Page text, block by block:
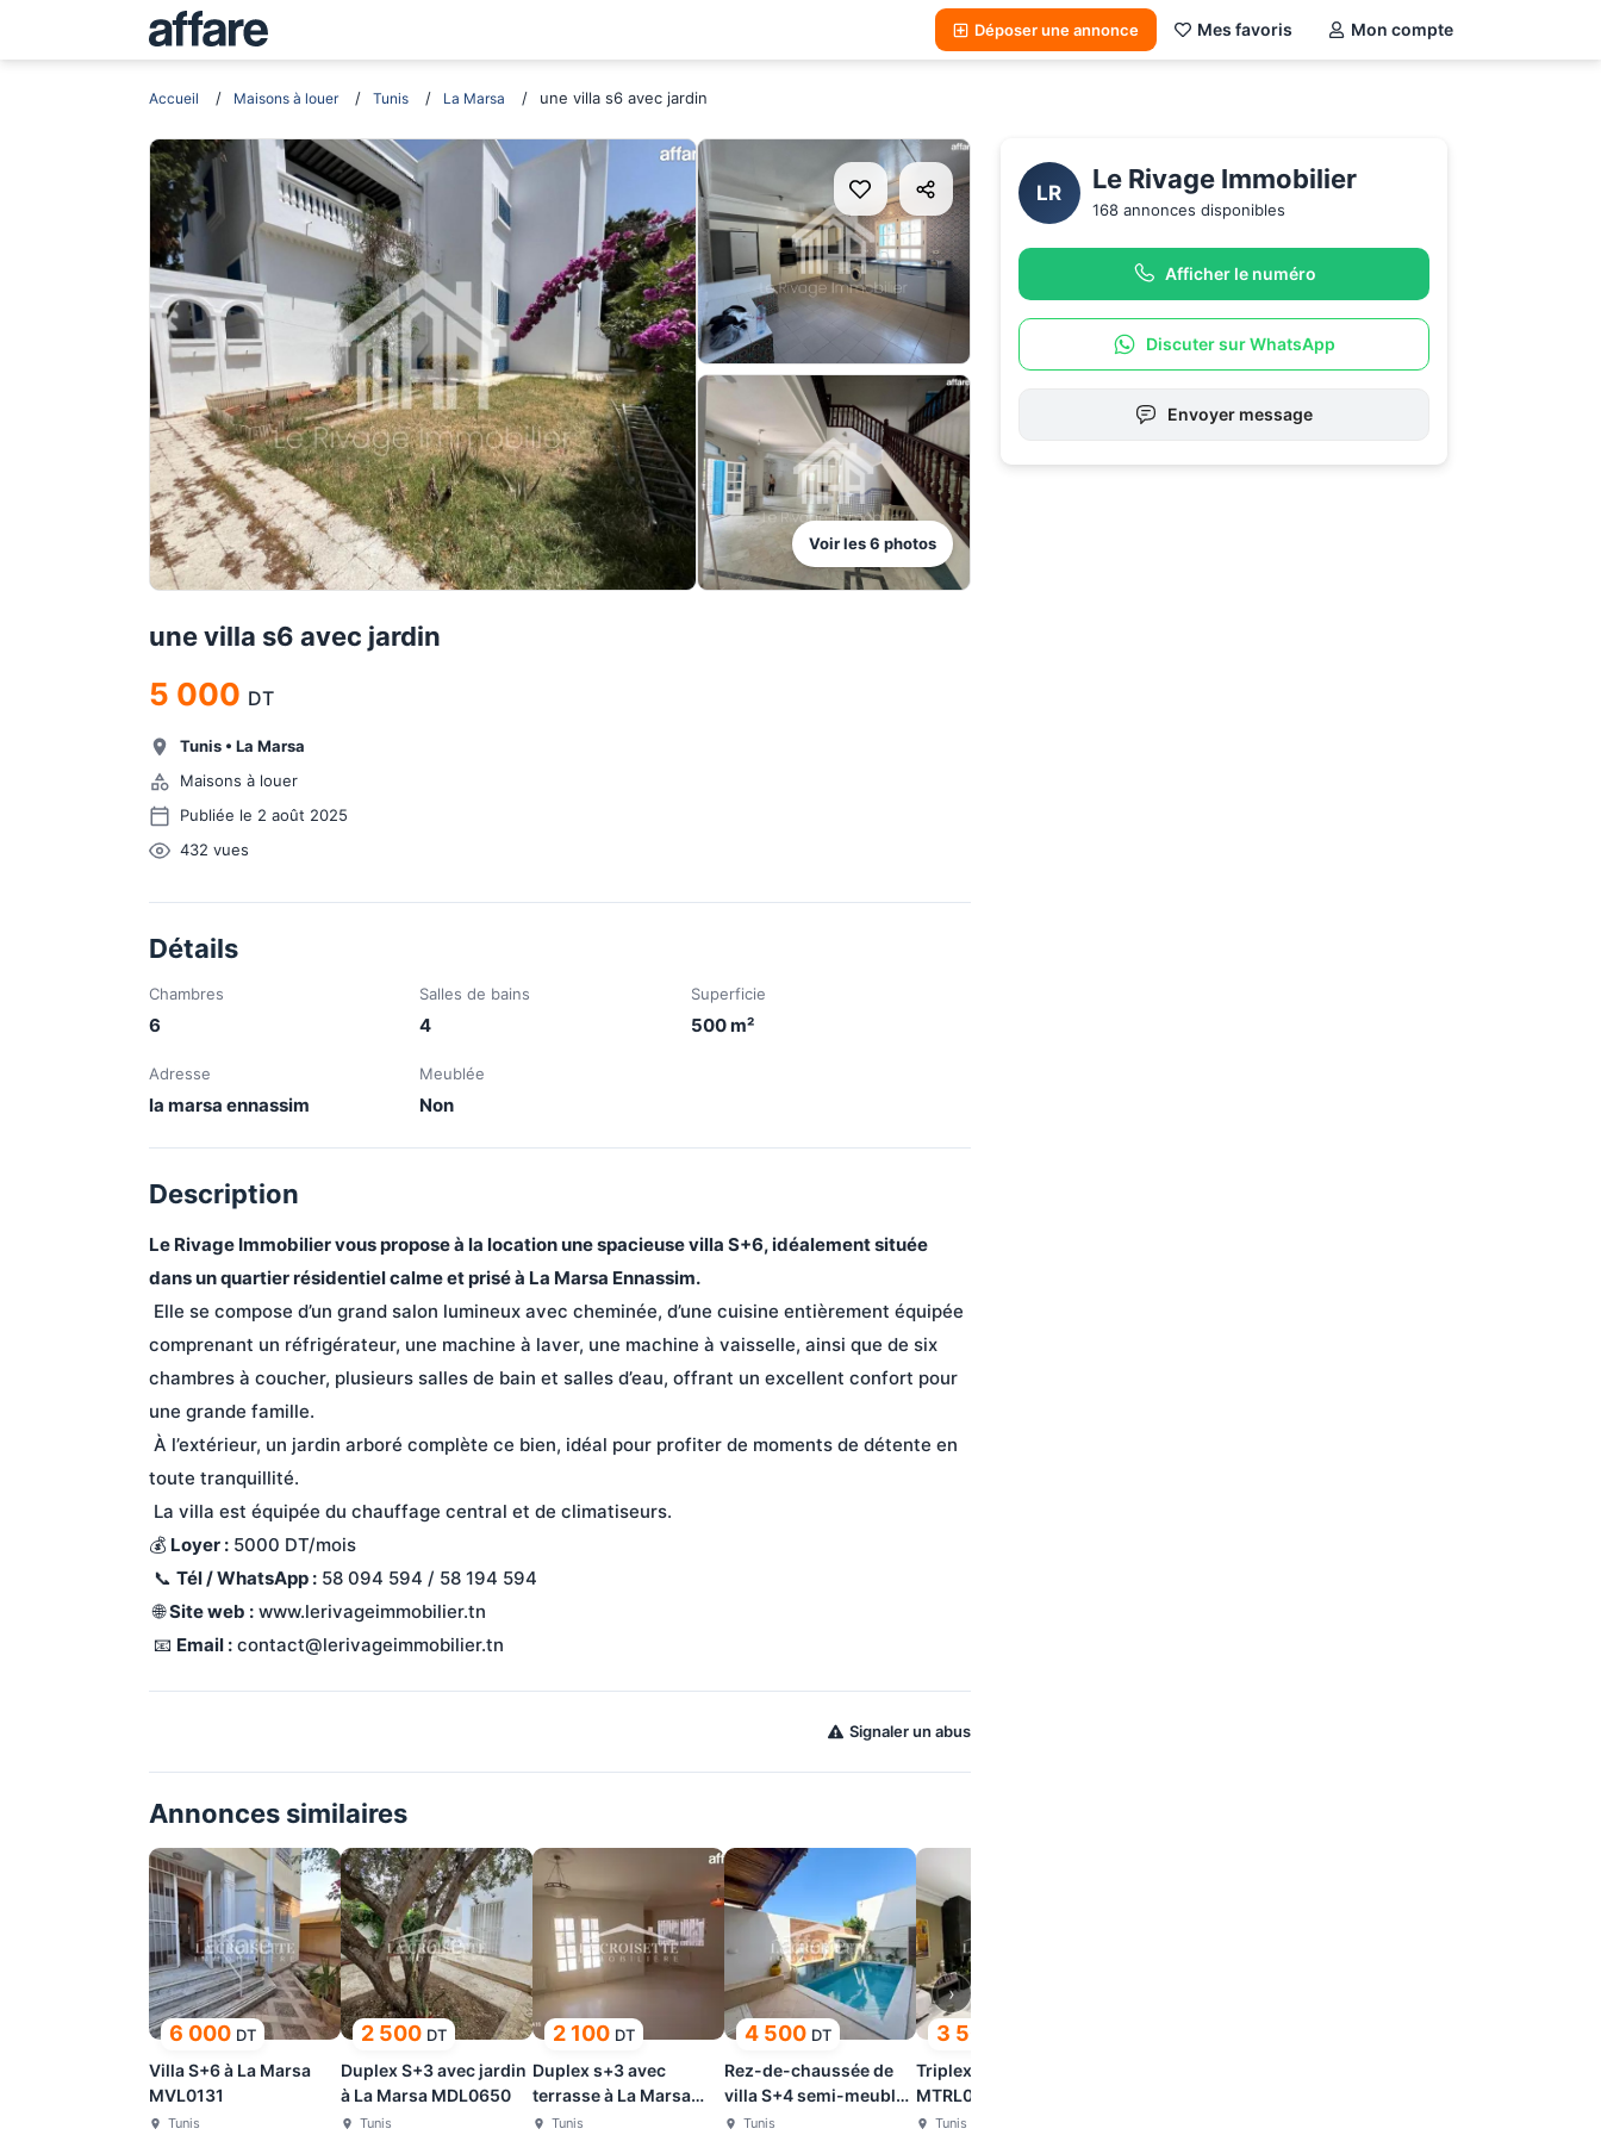
Déposer une annonce Mes favoris Mon compte
Accueil Maisons à louer Tunis La Marsa une villa s6 avec jardin
Voir les6 photos
une villa s6 avec jardin
5 000 DT
Tunis• La Marsa
Maisons à louer
Publiée le 2 août 2025
432 vues
Détails
Chambres
6
Salles de bains
4
Superficie
500m²
Adresse
la marsa ennassim
Meublée
Non
Description
Le Rivage Immobilier vous propose à la location une spacieuse villa S+6, idéalement située
dans un quartier résidentiel calme et prisé à La Marsa Ennassim.
comprenant un réfrigérateur, une machine à laver, une machine à vaisselle, ainsi que de six
chambres à coucher, plusieurs salles de bain et salles d’eau, offrant un excellent confort pour
une grande famille.
toute tranquillité.
La villa est équipée du chauffage central et de climatiseurs.
💰 Loyer : 5000 DT/mois
📞 Tél / WhatsApp : 58 094 594 / 58 194 594
🌐 Site web : www.lerivageimmobilier.tn
📧 Email : contact@lerivageimmobilier.tn
Signaler un abus
Annonces similaires
6 000 DT
Villa S+6 à La Marsa
MVL0131
Tunis
2 500 DT
Duplex S+3 avec jardin
à La Marsa MDL0650
Tunis
2 100 DT
Duplex s+3 avec
terrasse à La Marsa
ZDL0676
Tunis
4 500 DT
Rez-de-chaussée de
villa S+4 semi-meublé
à La Marsa
Tunis
3 500
Triplex S+4 à La Marsa
MTRL0079
Tunis
›
LR Le Rivage Immobilier
168 annonces disponibles
Afficher le numéro
Discuter sur WhatsApp
Envoyer message